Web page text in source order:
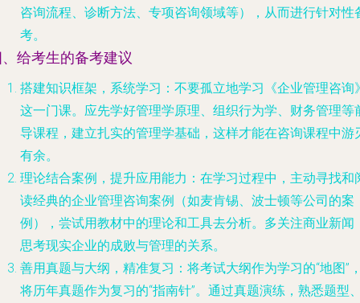
咨询流程、诊断方法、专项咨询领域等），从而进行针对性
考。
给考生的备考建议
搭建知识框架，系统学习 ：不要孤立地学习《企业管理咨询
这一门课。应先学好管理学原理、组织行为学、财务管理等
导课程，建立扎实的管理学基础，这样才能在咨询课程中游
有余。
理论结合案例，提升应用能力 ：在学习过程中，主动寻找和
读经典的企业管理咨询案例（如麦肯锡、波士顿等公司的案
例），尝试用教材中的理论和工具去分析。多关注商业新闻
思考现实企业的成败与管理的关系。
善用真题与大纲，精准复习 ：将考试大纲作为学习的“地图”
将历年真题作为复习的“指南针”。通过真题演练，熟悉题型